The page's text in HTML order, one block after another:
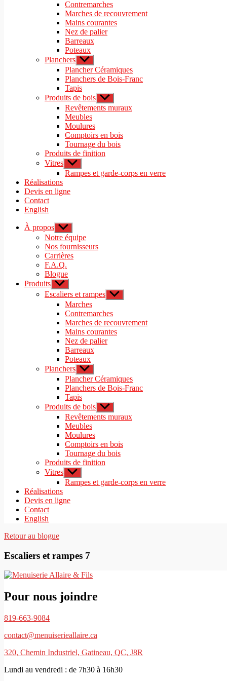
menu
Contremarches
Marches de recouvrement
Mains courantes
Nez de palier
Barreaux
Poteaux
Planchers Afficher
le
sous-
menu
Plancher Céramiques
Planchers de Bois-Franc
Tapis
Produits de bois Afficher
le
sous-
Revêtements muraux
Meubles
Moulures
Comptoirs en bois
Tournage du bois
Produits de finition
Vitres Afficher
le
sous-
Rampes et garde-corps en verre
Réalisations
Devis en ligne
Contact
English
À propos Afficher
le
sous-
menu
Notre équipe
Nos fournisseurs
Carrières
F.A.Q.
Blogue
Produits Afficher
le
sous-
menu
Escaliers et rampes Afficher
le
menu
Marches
Contremarches
Marches de recouvrement
Mains courantes
Nez de palier
Barreaux
Poteaux
Planchers Afficher
le
sous-
menu
Plancher Céramiques
Planchers de Bois-Franc
Tapis
Produits de bois Afficher
le
sous-
Revêtements muraux
Meubles
Moulures
Comptoirs en bois
Tournage du bois
Produits de finition
Vitres Afficher
le
sous-
Rampes et garde-corps en verre
Réalisations
Devis en ligne
Contact
English
Retour au blogue
Escaliers et rampes 7
Pour nous joindre
819-663-9084
contact@menuiserieallaire.ca
320, Chemin Industriel, Gatineau, QC, J8R
Lundi au vendredi : de 7h30 à 16h30